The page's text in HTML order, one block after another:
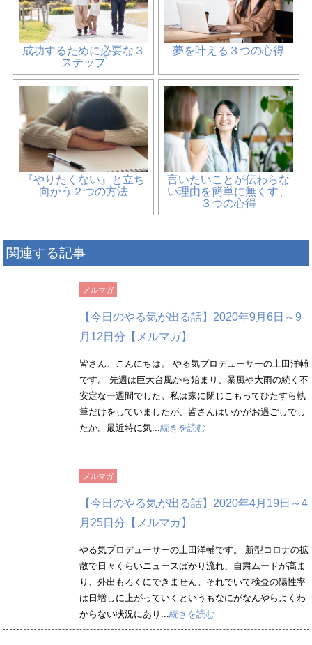
成功するために必要な３
ステップ
夢を叶える３つの心得
『やりたくない』と立ち
向かう２つの方法
言いたいことが伝わらな
い理由を簡単に無くす、
３つの心得
関連する記事
メルマガ
【今日のやる気が出る話】2020年9月6日～9
月12日分【メルマガ】
皆さん、こんにちは。 やる気プロデューサーの上田洋輔
です。 先週は巨大台風から始まり、暴風や大雨の続く不
安定な一週間でした。私は家に閉じこもってひたすら執
筆だけをしていましたが、皆さんはいかがお過ごしでし
たか。最近特に気...続きを読む
メルマガ
【今日のやる気が出る話】2020年4月19日～4
月25日分【メルマガ】
やる気プロデューサーの上田洋輔です。 新型コロナの拡
散で日々くらいニュースばかり流れ、自粛ムードが高ま
り、外出もろくにできません。それでいて検査の陽性率
は日増しに上がっていくというもなにがなんやらよくわ
からない状況にあり...続きを読む